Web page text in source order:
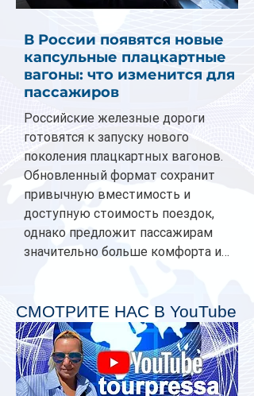
В России появятся новые
капсульные плацкартные
вагоны: что изменится для
пассажиров
Российские железные дороги
готовятся к запуску нового
поколения плацкартных вагонов.
Обновленный формат сохранит
привычную вместимость и
доступную стоимость поездок,
однако предложит пассажирам
значительно больше комфорта и
планируется начать в 2027 году.
Одним из главных нововведений
станут индивидуальные шторки у
каждого спального места. Они
позволят пассажирам закрыть свою
СМОТРИТЕ НАС В YouTube